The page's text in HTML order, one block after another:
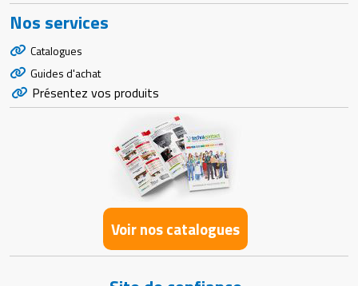
Nos services
Catalogues
Guides d'achat
Présentez vos produits
Voir nos catalogues